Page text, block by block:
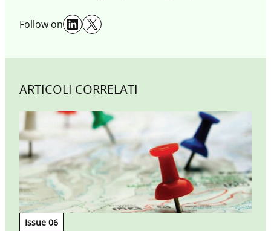
contenuti e strumenti per rafforzare l'esperienza
formativa delle persone nelle Imprese.
Follow on LinkedIn X
ARTICOLI CORRELATI
Issue 06